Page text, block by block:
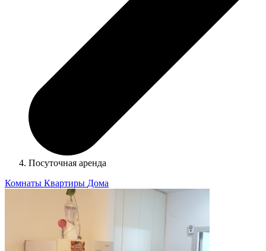
Посуточная аренда
Комнаты Квартиры Дома